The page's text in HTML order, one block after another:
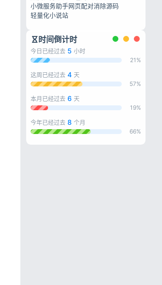
小微服务助手网页配对消除源码
轻量化小说站
时间倒计时
今日已经过去 5 小时
21%
这周已经过去 4 天
57%
本月已经过去 6 天
19%
今年已经过去 8 个月
66%